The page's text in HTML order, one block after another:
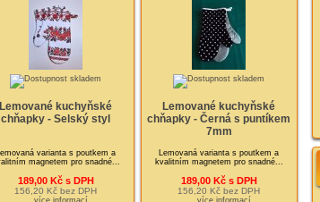
Lemované kuchyňské
chňapky - Selský styl
varianta s poutkem a
magnetem pro snadné...
189,00 Kč s DPH
156,20 Kč bez DPH
Lemované kuchyňské
chňapky - Černá s puntíkem
7mm
Lemovaná varianta s poutkem a
kvalitním magnetem pro snadné...
189,00 Kč s DPH
156,20 Kč bez DPH